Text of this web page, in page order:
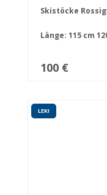
Skistöcke
Länge: 115 cm
100 €
LEKI